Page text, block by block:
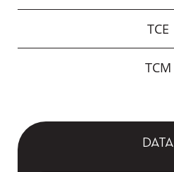
TCE
TCM
DATA